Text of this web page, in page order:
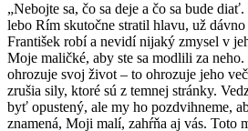
„Nebojte sa, čo sa deje a čo sa bude
lebo Rím skutočne stratil hlavu, už
František robí a nevidí nijaký zmysel v
Moje maličké, aby ste sa modlili za neho.
ohrozuje svoj život – to ohrozuje jeho
zrušia sily, ktoré sú z temnej stránky.
byť opustený, ale my ho pozdvihneme,
znamená, Moji malí, zahŕňa aj vás. Toto